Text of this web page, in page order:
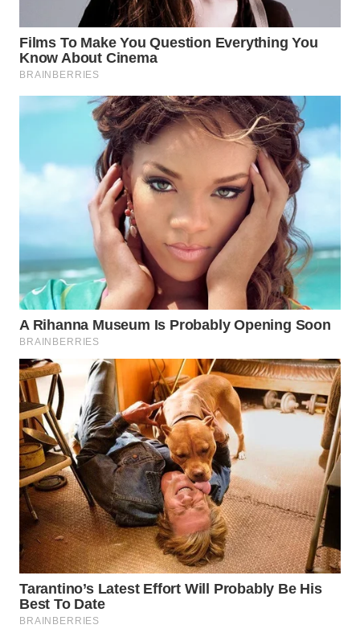
WN
TEBING
KARAWANG
WN
BEKASI
WN
BOGOR
WN
DEPOK
WN
TAPANULI
UTARA
WN
SAMOSIR
WN
PADANG
LAWAS